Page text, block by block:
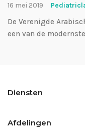
16 mei 2019
De Verenigde
een van de
Diensten
Afdelingen